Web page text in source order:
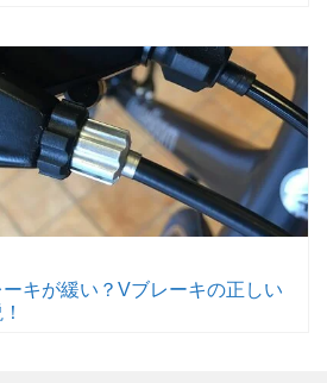
キが緩い？Vブレーキの正しい